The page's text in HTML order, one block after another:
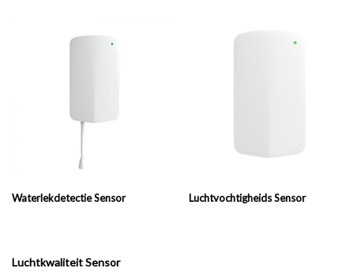
Waterlekdetectie Sensor Luchtvochtigheids Sensor
Luchtkwaliteit Sensor